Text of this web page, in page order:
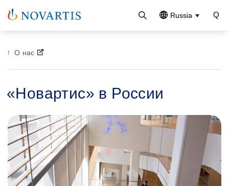
Russia
О нас
«Новартис» в России